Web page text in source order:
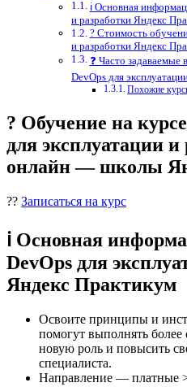
ℹ️ Основная
и разработки Яндекс
? Стоимость
и разработки Яндекс
❓ Часто
DevOps для
Похожие
? Обучение на
для эксплуатации и
онлайн — школы
?? Записаться на курс
ℹ️ Основная
DevOps для
Яндекс Практикум
Освоите принципы и
помогут выполнять
новую роль и повысить
специалиста.
Направление — платные